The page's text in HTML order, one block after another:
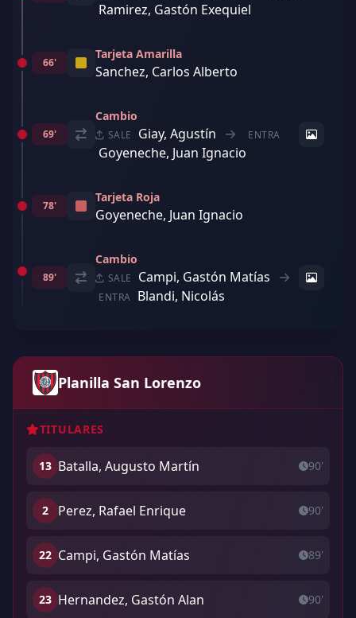
Ramirez, Gastón Exequiel
66'
Tarjeta Amarilla
Sanchez, Carlos Alberto
69'
Cambio
SALE Giay, Agustín ENTRA
Goyeneche, Juan Ignacio
78'
Tarjeta Roja
Goyeneche, Juan Ignacio
89'
Cambio
SALE Campi, Gastón Matías
ENTRA Blandi, Nicolás
Planilla San Lorenzo
TITULARES
13 Batalla, Augusto Martín 90'
2 Perez, Rafael Enrique 90'
22 Campi, Gastón Matías 89'
23 Hernandez, Gastón Alan 90'